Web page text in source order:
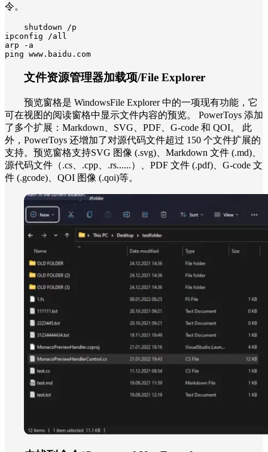
令。
shutdown /p
ipconfig /all
arp -a
ping www.baidu.com
文件资源管理器加载项/File Explorer
预览窗格是 WindowsFile Explorer 中的一项现有功能，它
可在视图的阅读窗格中显示文件内容的预览。 PowerToys 添加
了多个扩展：Markdown、SVG、PDF、G-code 和 QOI。 此
外，PowerToys 还增加了对源代码文件超过 150 个文件扩展的
支持。预览窗格支持SVG 图像 (.svg)、Markdown 文件 (.md)、
源代码文件（.cs、.cpp、.rs......）、PDF 文件 (.pdf)、G-code 文
件 (.gcode)、QOI 图像 (.qoi)等。